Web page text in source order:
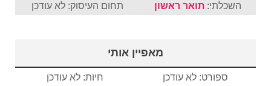
השכלתי:תואר ראשון תחום העיסוק: לא עודכן
מאפיין אותי
ספורט: לא עודכן
חיות: לא עודכן